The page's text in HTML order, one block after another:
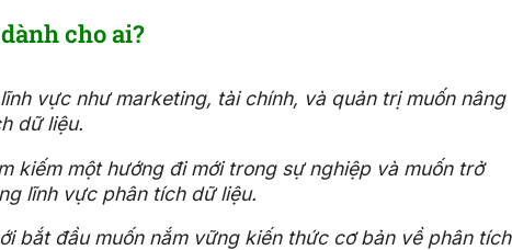
cho ai?
vực như marketing, tài chính, và quản trị muốn nâng
dữ liệu.
kiếm một hướng đi mới trong sự nghiệp và muốn trở
lĩnh vực phân tích dữ liệu.
bắt đầu muốn nắm vững kiến thức cơ bản về phân tích